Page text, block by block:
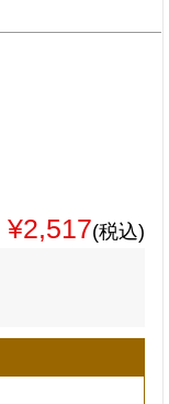
¥2,517(税込)